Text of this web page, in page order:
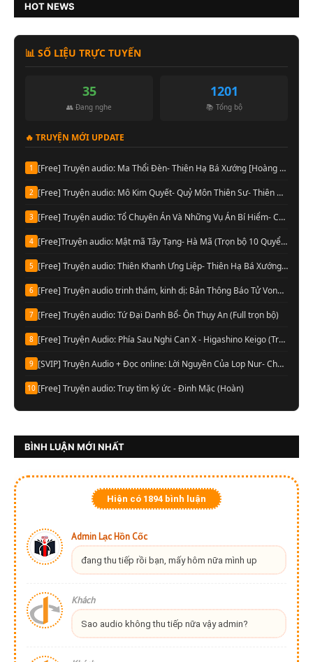
HOT NEWS
📊 SỐ LIỆU TRỰC TUYẾN
35
👥 Đang nghe
1201
📚 Tổng bộ
🔥 TRUYỆN MỚI UPDATE
1 [Free] Truyện audio: Ma Thổi Đèn- Thiên Hạ Bá Xướng [Hoàng Vinh đọc] (Trọn bộ)
2 [Free] Truyện audio: Mô Kim Quyết- Quỷ Môn Thiên Sư- Thiên Hạ Bá Xướng (Full)
3 [Free] Truyện audio: Tổ Chuyên Án Và Những Vụ Án Bí Hiểm- Cầu Vô Dục (Trọn bộ)
4 [Free]Truyện audio: Mật mã Tây Tạng- Hà Mã (Trọn bộ 10 Quyển)
5 [Free] Truyện audio: Thiên Khanh Ưng Liệp- Thiên Hạ Bá Xướng (Trọn bộ)
6 [Free] Truyện audio trinh thám, kinh dị: Bản Thông Báo Tử Vong- Chu Hạo Huy (Full)
7 [Free] Truyện audio: Tứ Đại Danh Bổ- Ôn Thụy An (Full trọn bộ)
8 [Free] Truyện Audio: Phía Sau Nghi Can X - Higashino Keigo (Trọn bộ)
9 [SVIP] Truyện Audio + Đọc online: Lời Nguyền Của Lop Nur- Chu Đức Đông (Update tập 13 Audio)
10 [Free] Truyện audio: Truy tìm ký ức - Đinh Mặc (Hoàn)
BÌNH LUẬN MỚI NHẤT
Hiện có 1894 bình luận
Admin Lạc Hồn Cốc
đang thu tiếp rồi bạn, mấy hôm nữa mình up
Khách
Sao audio không thu tiếp nữa vậy admin?